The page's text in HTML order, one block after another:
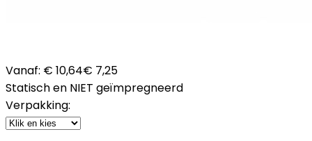
Vanaf: € 10,64€ 7,25
Statisch en NIET geïmpregneerd
Verpakking: